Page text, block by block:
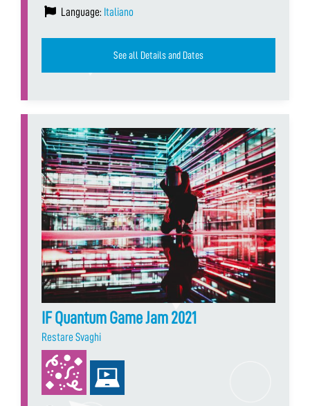
Language: Italiano
See all Details and Dates
IF Quantum Game Jam 2021
Restare Svaghi